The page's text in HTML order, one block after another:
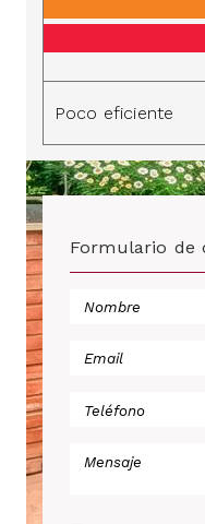
Poco eficiente
Formulario de